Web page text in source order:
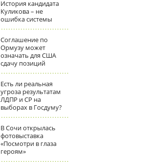
История кандидата
Куликова – не
ошибка системы
Соглашение по
Ормузу может
означать для США
сдачу позиций
Есть ли реальная
угроза результатам
ЛДПР и СР на
выборах в Госдуму?
В Сочи открылась
фотовыставка
«Посмотри в глаза
героям»